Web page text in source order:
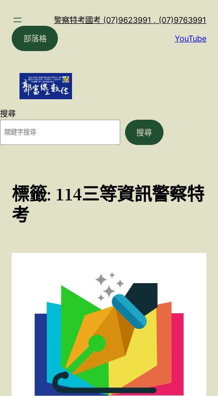
警察特考國考 (07)9623991 , (07)9763991
部落格
YouTube
搜尋
搜尋
標籤: 114三等資訊警察特
考